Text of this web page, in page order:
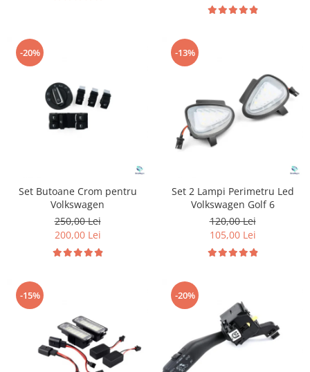
-20%
Set Butoane Crom pentru
Volkswagen
250,00 Lei
200,00 Lei
-13%
Set 2 Lampi Perimetru Led
Volkswagen Golf 6
120,00 Lei
105,00 Lei
-15% -20%